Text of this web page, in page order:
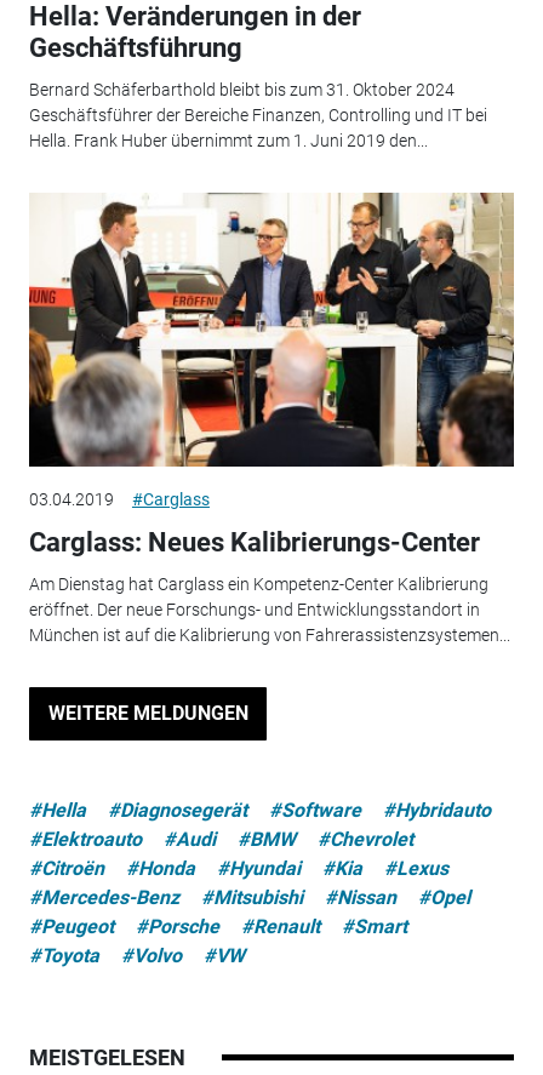
Hella: Veränderungen in der
Geschäftsführung
Bernard Schäferbarthold bleibt bis zum 31. Oktober 2024
Geschäftsführer der Bereiche Finanzen, Controlling und IT bei
Hella. Frank Huber übernimmt zum 1. Juni 2019 den...
03.04.2019 #Carglass
Carglass: Neues Kalibrierungs-Center
Am Dienstag hat Carglass ein Kompetenz-Center Kalibrierung
eröffnet. Der neue Forschungs- und Entwicklungsstandort in
München ist auf die Kalibrierung von Fahrerassistenzsystemen...
WEITERE MELDUNGEN
#Hella #Diagnosegerät #Software
#Hybridauto
#Elektroauto
#Audi #BMW
#Chevrolet
#Citroën
#Honda #Hyundai #Kia
#Lexus
#Mercedes-Benz
#Mitsubishi #Nissan
#Opel
#Peugeot
#Porsche #Renault
#Smart
#Toyota
#Volvo #VW
MEISTGELESEN